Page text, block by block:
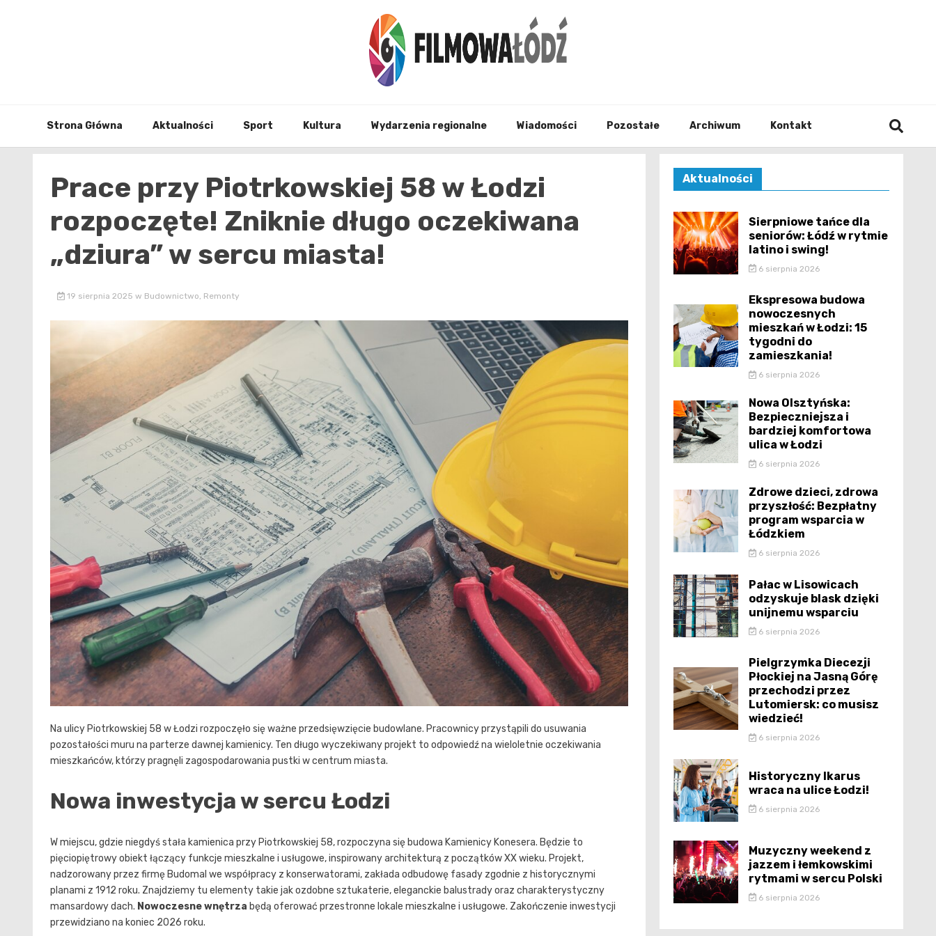
Strona Główna Aktualności Sport Kultura Wydarzenia regionalne Wiadomości Pozostałe Archiwum Kontakt
Prace przy Piotrkowskiej 58 w Łodzi
rozpoczęte! Zniknie długo oczekiwana
„dziura” w sercu miasta!
19 sierpnia 2025 w Budownictwo, Remonty
Na ulicy Piotrkowskiej 58 w Łodzi rozpoczęło się ważne przedsięwzięcie budowlane. Pracownicy przystąpili do usuwania
pozostałości muru na parterze dawnej kamienicy. Ten długo wyczekiwany projekt to odpowiedź na wieloletnie oczekiwania
mieszkańców, którzy pragnęli zagospodarowania pustki w centrum miasta.
Nowa inwestycja w sercu Łodzi
W miejscu, gdzie niegdyś stała kamienica przy Piotrkowskiej 58, rozpoczyna się budowa Kamienicy Konesera. Będzie to
pięciopiętrowy obiekt łączący funkcje mieszkalne i usługowe, inspirowany architekturą z początków XX wieku. Projekt,
nadzorowany przez firmę Budomal we współpracy z konserwatorami, zakłada odbudowę fasady zgodnie z historycznymi
planami z 1912 roku. Znajdziemy tu elementy takie jak ozdobne sztukaterie, eleganckie balustrady oraz charakterystyczny
mansardowy dach. Nowoczesne wnętrza będą oferować przestronne lokale mieszkalne i usługowe. Zakończenie inwestycji
przewidziano na koniec 2026 roku.
Aktualności
Sierpniowe tańce dla
seniorów: Łódź w rytmie
latino i swing!
6 sierpnia 2026
Ekspresowa budowa
nowoczesnych
mieszkań w Łodzi: 15
tygodni do
zamieszkania!
6 sierpnia 2026
Nowa Olsztyńska:
Bezpieczniejsza i
bardziej komfortowa
ulica w Łodzi
6 sierpnia 2026
Zdrowe dzieci, zdrowa
przyszłość: Bezpłatny
program wsparcia w
Łódzkiem
6 sierpnia 2026
Pałac w Lisowicach
odzyskuje blask dzięki
unijnemu wsparciu
6 sierpnia 2026
Pielgrzymka Diecezji
Płockiej na Jasną Górę
przechodzi przez
Lutomiersk: co musisz
wiedzieć!
6 sierpnia 2026
Historyczny Ikarus
wraca na ulice Łodzi!
6 sierpnia 2026
Muzyczny weekend z
jazzem i łemkowskimi
rytmami w sercu Polski
6 sierpnia 2026